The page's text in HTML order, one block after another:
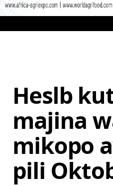
Heslb
majina
mikopo
pili